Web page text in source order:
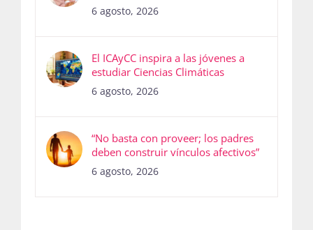
6 agosto, 2026
El ICAyCC inspira a las jóvenes a
estudiar Ciencias Climáticas
6 agosto, 2026
“No basta con proveer; los padres
deben construir vínculos afectivos”
6 agosto, 2026